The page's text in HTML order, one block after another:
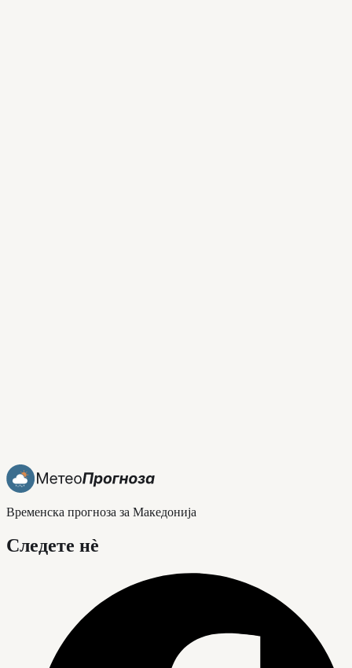
Временска прогноза за Македонија
Следете нè